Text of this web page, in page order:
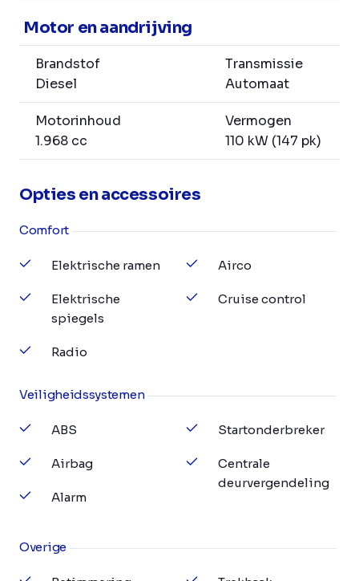
Motor en aandrijving
Brandstof
Diesel
Transmissie
Automaat
Motorinhoud
1.968 cc
Vermogen
110 kW (147 pk)
Opties en accessoires
Comfort
Elektrische ramen
Elektrische
spiegels
Radio
Airco
Cruise control
Veiligheidssystemen
ABS
Airbag
Alarm
Startonderbreker
Centrale
deurvergendeling
Overige